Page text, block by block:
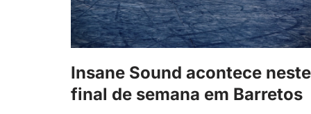
Insane Sound acontece neste
final de semana em Barretos